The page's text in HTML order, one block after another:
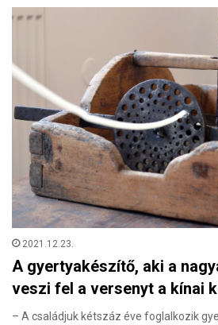
2021.12.23.
A gyertyakészítő, aki a
veszi fel a versenyt a kínai
– A családjuk kétszáz éve foglalkozik